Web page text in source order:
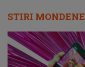
STIRI MONDENE